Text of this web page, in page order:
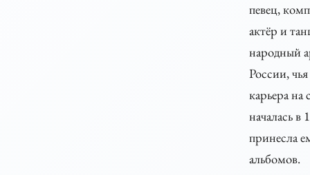
певец,
актёр и
народный
России,
карьера на
началась в
принесла
альбомов.